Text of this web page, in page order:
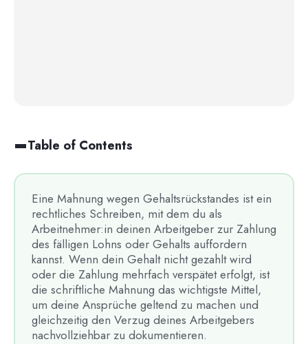
Eine Mahnung wegen Gehaltsrückstandes ist ein
rechtliches Schreiben, mit dem du als
Arbeitnehmer:in deinen Arbeitgeber zur Zahlung
des fälligen Lohns oder Gehalts auffordern
kannst. Wenn dein Gehalt nicht gezahlt wird
oder die Zahlung mehrfach verspätet erfolgt, ist
die schriftliche Mahnung das wichtigste Mittel,
um deine Ansprüche geltend zu machen und
gleichzeitig den Verzug deines Arbeitgebers
nachvollziehbar zu dokumentieren.
Table of Contents